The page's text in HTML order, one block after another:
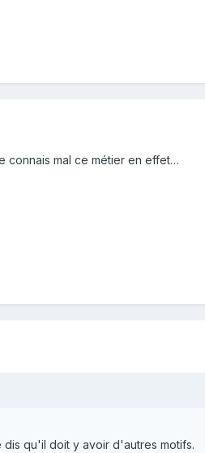
connais mal ce métier en effet…
qu'il doit y avoir d'autres motifs.